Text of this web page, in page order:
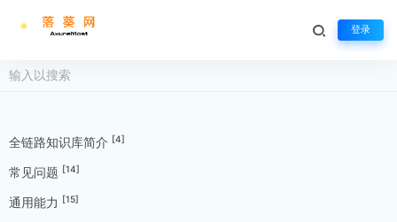
登录
全链路知识库简介 [4]
常见问题 [14]
通用能力 [15]